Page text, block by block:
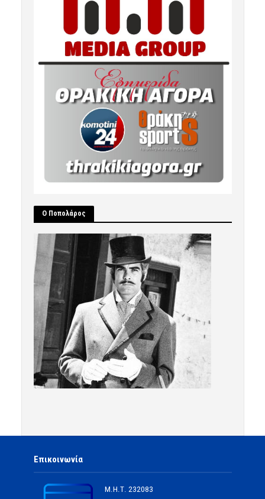
Ο Ποπολάρος
Επικοινωνία
Μ.Η.Τ. 232083